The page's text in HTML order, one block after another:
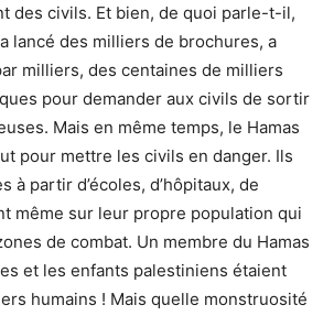
des civils. Et bien, de quoi parle-t-il,
lancé des milliers de brochures, a
milliers, des centaines de milliers
pour demander aux civils de sortir
Mais en même temps, le Hamas
pour mettre les civils en danger. Ils
à partir d’écoles, d’hôpitaux, de
même sur leur propre population qui
de combat. Un membre du Hamas
et les enfants palestiniens étaient
humains ! Mais quelle monstruosité